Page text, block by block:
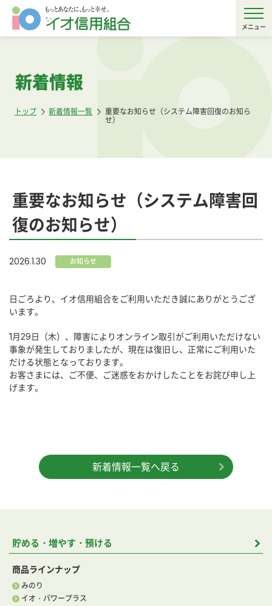
メニュー
新着情報
トップ 新着情報一覧
重要なお知らせ（システム障害回復のお知ら
せ）
重要なお知らせ（システム障害回
復のお知らせ）
2026.1.30 お知らせ
日ごろより、イオ信用組合をご利用いただき誠にありがとうござ
います。
1月29日（木）、障害によりオンライン取引がご利用いただけない
事象が発生しておりましたが、現在は復旧し、正常にご利用いた
だける状態となっております。
お客さまには、ご不便、ご迷惑をおかけしたことをお詫び申し上
げます。
新着情報一覧へ戻る
貯める・増やす・預ける
商品ラインナップ
みのり
イオ・パワープラス